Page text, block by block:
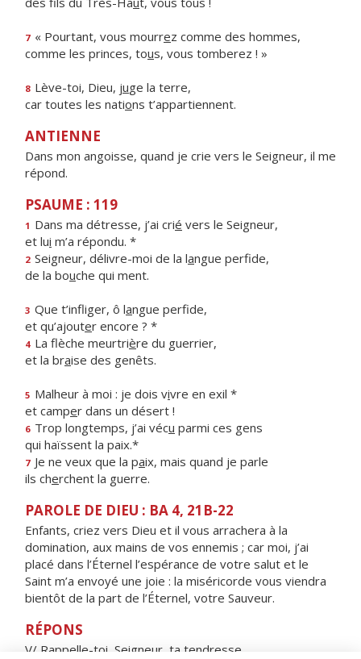
7 « Pourtant, vous mourrez comme des hommes,
comme les princes, tous, vous tomberez ! »
8 Lève-toi, Dieu, juge la terre,
car toutes les nations t’appartiennent.
ANTIENNE
Dans mon angoisse, quand je crie vers le Seigneur, il me
répond.
PSAUME : 119
1 Dans ma détresse, j’ai crié vers le Seigneur,
et lui m’a répondu. *
2 Seigneur, délivre-moi de la langue perfide,
de la bouche qui ment.
3 Que t’infliger, ô langue perfide,
et qu’ajouter encore ? *
4 La flèche meurtrière du guerrier,
et la braise des genêts.
5 Malheur à moi : je dois vivre en exil *
et camper dans un désert !
6 Trop longtemps, j’ai vécu parmi ces gens
qui haïssent la paix.*
7 Je ne veux que la paix, mais quand je parle
ils cherchent la guerre.
PAROLE DE DIEU : BA 4, 21B-22
Enfants, criez vers Dieu et il vous arrachera à la
domination, aux mains de vos ennemis ; car moi, j’ai
placé dans l’Éternel l’espérance de votre salut et le
Saint m’a envoyé une joie : la miséricorde vous viendra
bientôt de la part de l’Éternel, votre Sauveur.
RÉPONS
V/ Rappelle-toi, Seigneur, ta tendresse,